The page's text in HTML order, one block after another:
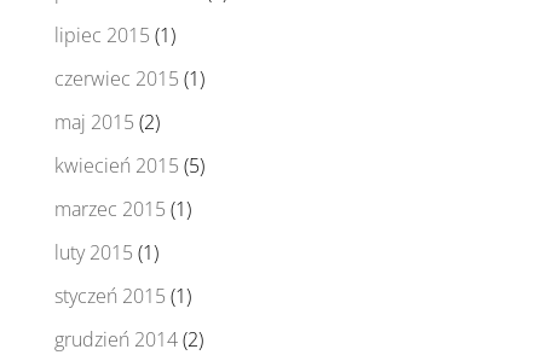
lipiec 2015 (1)
czerwiec 2015 (1)
maj 2015 (2)
kwiecień 2015 (5)
marzec 2015 (1)
luty 2015 (1)
styczeń 2015 (1)
grudzień 2014(2)